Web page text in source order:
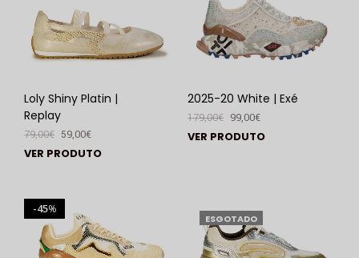
Loly Shiny Platin |
Replay
79,00€ 59,00€
VER PRODUTO
2025-20 White | Exé
179,00€ 99,00€
VER PRODUTO
%
45
ESGOTADO